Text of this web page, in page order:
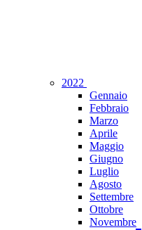
2022
Gennaio
Febbraio
Marzo
Aprile
Maggio
Giugno
Luglio
Agosto
Settembre
Ottobre
Novembre